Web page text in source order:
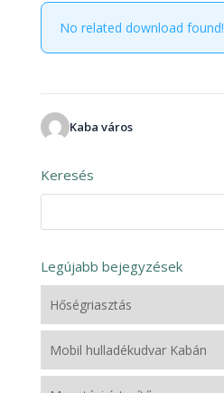
No related download found!
Kaba város
Keresés
Legújabb bejegyzések
Hőségriasztás
Mobil hulladékudvar Kabán